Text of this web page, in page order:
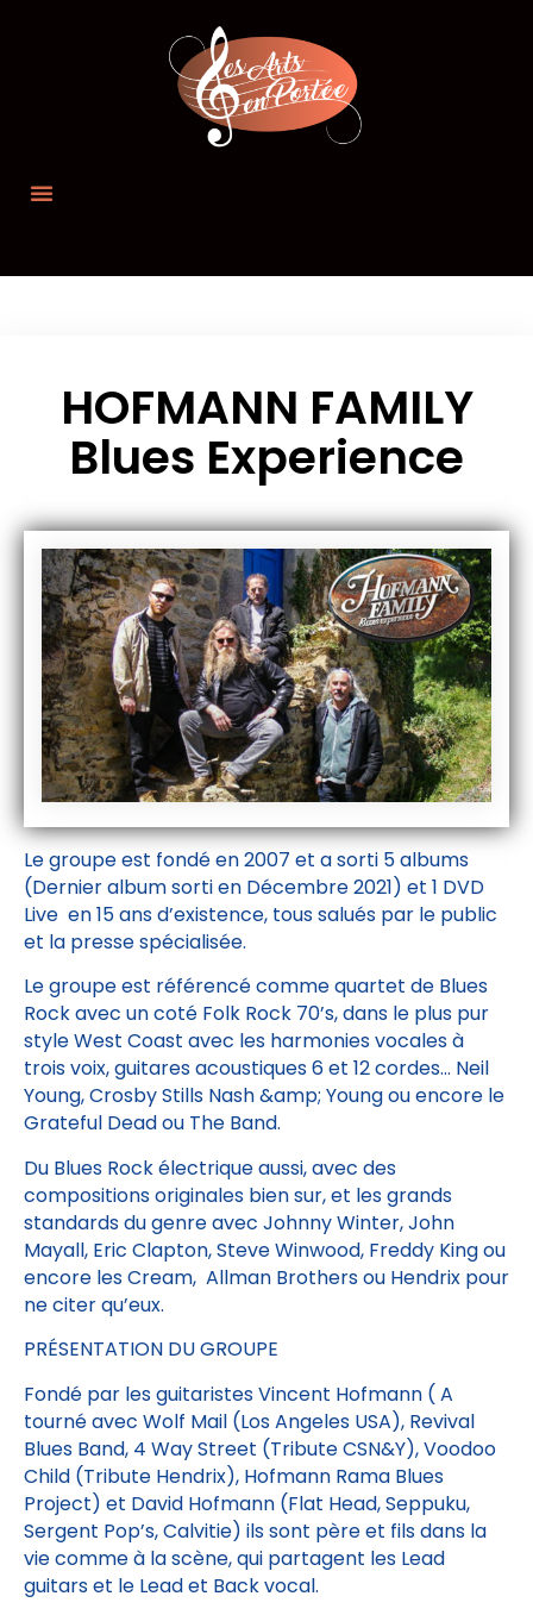
HOFMANN FAMILY
Blues Experience
Le groupe est fondé en 2007 et a sorti 5 albums
(Dernier album sorti en Décembre 2021) et 1 DVD
Live en 15 ans d’existence, tous salués par le public
et la presse spécialisée.
Le groupe est référencé comme quartet de Blues
Rock avec un coté Folk Rock 70’s, dans le plus pur
style West Coast avec les harmonies vocales à
trois voix, guitares acoustiques 6 et 12 cordes… Neil
Young, Crosby Stills Nash &amp; Young ou encore le
Grateful Dead ou The Band.
Du Blues Rock électrique aussi, avec des
compositions originales bien sur, et les grands
standards du genre avec Johnny Winter, John
Mayall, Eric Clapton, Steve Winwood, Freddy King ou
encore les Cream, Allman Brothers ou Hendrix pour
ne citer qu’eux.
PRÉSENTATION DU GROUPE
Fondé par les guitaristes Vincent Hofmann ( A
tourné avec Wolf Mail (Los Angeles USA), Revival
Blues Band, 4 Way Street (Tribute CSN&Y), Voodoo
Child (Tribute Hendrix), Hofmann Rama Blues
Project) et David Hofmann (Flat Head, Seppuku,
Sergent Pop’s, Calvitie) ils sont père et fils dans la
vie comme à la scène, qui partagent les Lead
guitars et le Lead et Back vocal.